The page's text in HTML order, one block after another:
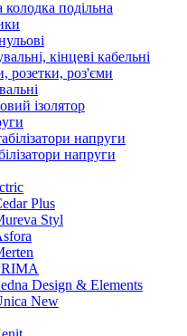
подільна
кінцеві кабельні
розетки, роз'єми
ізолятор
напруги
напруги
Plus
Styl
Design & Elements
New